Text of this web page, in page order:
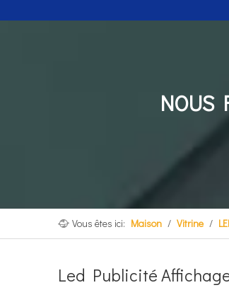
NOUS
Vous êtes ici: Maison / Vitrine /
Led Publicité